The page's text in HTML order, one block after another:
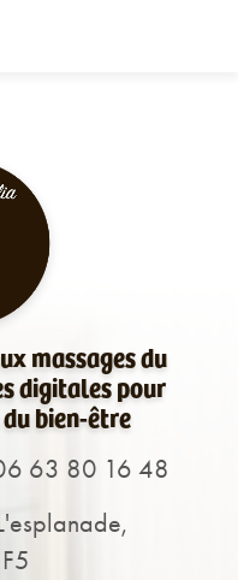
massages du
digitales pour
bien-être
63 80 16 48